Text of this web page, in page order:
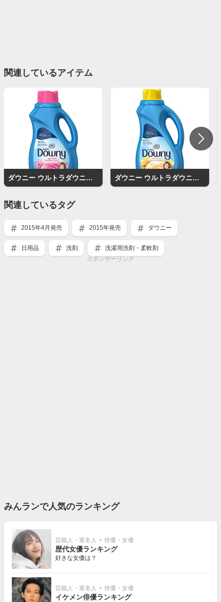
関連しているアイテム
ダウニー ウルトラダウニー エイプリルフレッシュ ダウニー ウルトラダウニー サンブロッサム
関連しているタグ
2015年4月発売 2015年発売 ダウニー
日用品 洗剤
洗濯用洗剤・柔軟剤
スポンサーリンク
みんランで人気のランキング
芸能人・著名人 > 俳優・女優
歴代女優ランキング
好きな女優は？
芸能人・著名人 > 俳優・女優
イケメン俳優ランキング